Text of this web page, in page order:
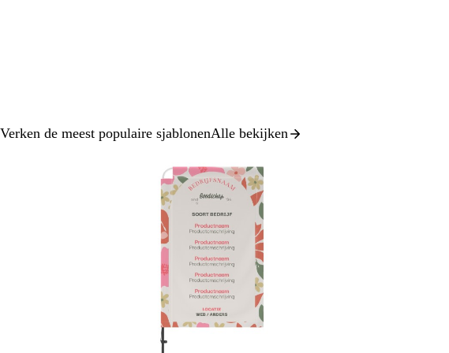
Verken de meest populaire sjablonenAlle bekijken